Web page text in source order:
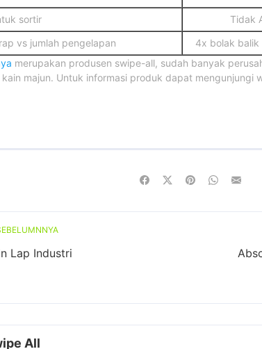
sortir Tidak
vs jumlah pengelapan
4x bolak balik
merupakan produsen swipe-all, sudah banyak
majun. Untuk informasi produk dapat mengunjungi
Lap Industri
All